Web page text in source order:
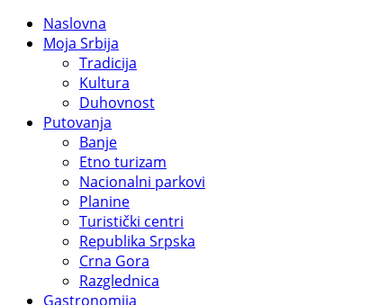
Naslovna
Moja Srbija
Tradicija
Kultura
Duhovnost
Putovanja
Banje
Etno turizam
Nacionalni parkovi
Planine
Turistički centri
Republika Srpska
Crna Gora
Razglednica
Gastronomija